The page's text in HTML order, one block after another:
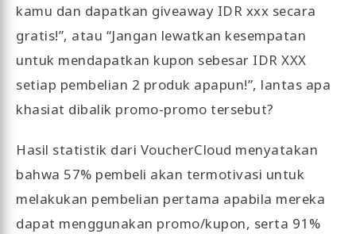
kamu dan dapatkan giveaway IDR xxx secara
gratis!”, atau “Jangan lewatkan kesempatan
untuk mendapatkan kupon sebesar IDR XXX
setiap pembelian 2 produk apapun!”, lantas apa
khasiat dibalik promo-promo tersebut?
Hasil statistik dari VoucherCloud menyatakan
bahwa 57% pembeli akan termotivasi untuk
melakukan pembelian pertama apabila mereka
dapat menggunakan promo/kupon, serta 91%